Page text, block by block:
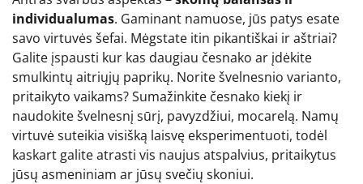
individualumas. Gaminant namuose, jūs patys esate
savo virtuvės šefai. Mėgstate itin pikantiškai ir aštriai?
Galite įspausti kur kas daugiau česnako ar įdėkite
smulkintų aitriųjų paprikų. Norite švelnesnio varianto,
pritaikyto vaikams? Sumažinkite česnako kiekį ir
naudokite švelnesnį sūrį, pavyzdžiui, mocarelą. Namų
virtuvė suteikia visišką laisvę eksperimentuoti, todėl
kaskart galite atrasti vis naujus atspalvius, pritaikytus
jūsų asmeniniam ar jūsų svečių skoniui.